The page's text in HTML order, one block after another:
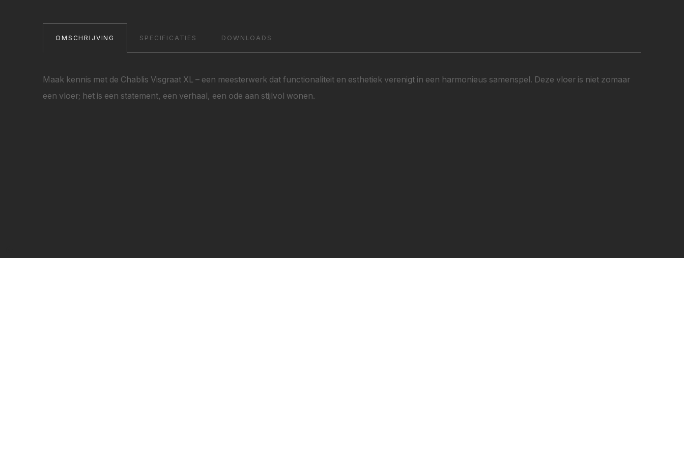
OMSCHRIJVING SPECIFICATIES DOWNLOADS
Maak kennis met de Chablis Visgraat XL – een meesterwerk dat functionaliteit en esthetiek verenigt in een harmonieus samenspel. Deze vloer is niet zomaar
een vloer; het is een statement, een verhaal, een ode aan stijlvol wonen.